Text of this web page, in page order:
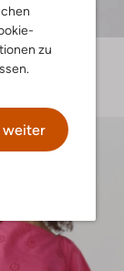
zu
weiter